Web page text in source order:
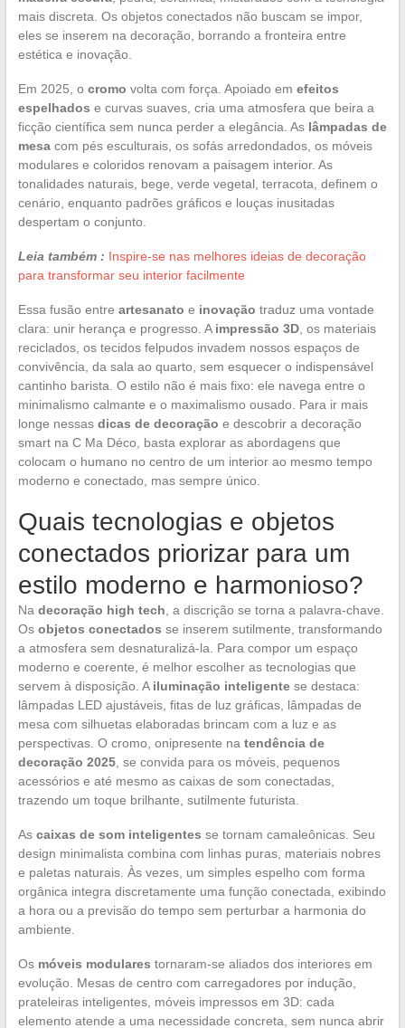
mais discreta. Os objetos conectados não buscam se impor,
eles se inserem na decoração, borrando a fronteira entre
estética e inovação.
Em 2025, o cromo volta com força. Apoiado em efeitos
espelhados e curvas suaves, cria uma atmosfera que beira a
ficção científica sem nunca perder a elegância. As lâmpadas de
mesacom pés esculturais, os sofás arredondados, os móveis
modulares e coloridos renovam a paisagem interior. As
tonalidades naturais, bege, verde vegetal, terracota, definem o
cenário, enquanto padrões gráficos e louças inusitadas
despertam o conjunto.
Leia também : Inspire-se nas melhores ideias de decoração
para transformar seu interior facilmente
Essa fusão entre artesanato e inovação traduz uma vontade
clara: unir herança e progresso. A impressão 3D, os materiais
reciclados, os tecidos felpudos invadem nossos espaços de
convivência, da sala ao quarto, sem esquecer o indispensável
cantinho barista. O estilo não é mais fixo: ele navega entre o
minimalismo calmante e o maximalismo ousado. Para ir mais
longe nessas dicas de decoração e descobrir a decoração
smart na C Ma Déco, basta explorar as abordagens que
colocam o humano no centro de um interior ao mesmo tempo
moderno e conectado, mas sempre único.
Quais tecnologias e objetos
conectados priorizar para um
estilo moderno e harmonioso?
Na decoração high tech , a discrição se torna a palavra-chave.
Os objetos conectados se inserem sutilmente, transformando
a atmosfera sem desnaturalizá-la. Para compor um espaço
moderno e coerente, é melhor escolher as tecnologias que
servem à disposição. A iluminação inteligentese destaca:
lâmpadas LED ajustáveis, fitas de luz gráficas, lâmpadas de
mesa com silhuetas elaboradas brincam com a luz e as
perspectivas. O cromo, onipresente na tendência de
decoração 2025, se convida para os móveis, pequenos
acessórios e até mesmo as caixas de som conectadas,
trazendo um toque brilhante, sutilmente futurista.
As caixas de som inteligentes se tornam camaleônicas. Seu
design minimalista combina com linhas puras, materiais nobres
e paletas naturais. Às vezes, um simples espelho com forma
orgânica integra discretamente uma função conectada, exibindo
a hora ou a previsão do tempo sem perturbar a harmonia do
ambiente.
Os móveis modulares tornaram-se aliados dos interiores em
evolução. Mesas de centro com carregadores por indução,
prateleiras inteligentes, móveis impressos em 3D: cada
elemento atende a uma necessidade concreta, sem nunca abrir